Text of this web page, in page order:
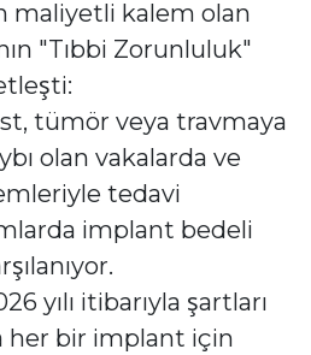
maliyetli kalem olan
"Tıbbi Zorunluluk"
tümör veya travmaya
olan vakalarda ve
tedavi
implant bedeli
yılı itibarıyla şartları
her bir implant için